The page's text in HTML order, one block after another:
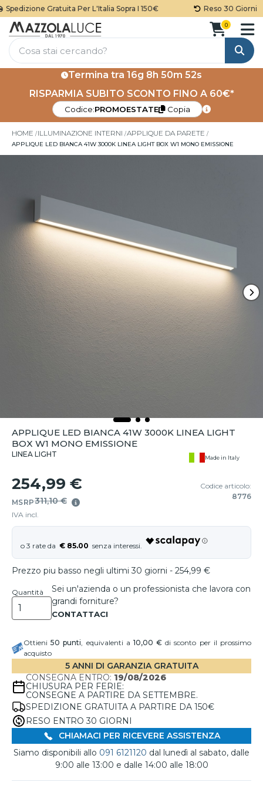
Gratuita Per L'Italia Sopra I 150€ Reso 30 Giorni
Cerca
0
Termina tra 16g 8h 50m 52s
RISPARMIA SUBITO SCONTO FINO A 60€*
Codice:PROMOESTATE Copia
HOME ILLUMINAZIONE INTERNI APPLIQUE DA PARETE
APPLIQUE LED BIANCA 41W 3000K LINEA LIGHT BOX W1 MONO EMISSIONE
APPLIQUE LED BIANCA 41W 3000K LINEA LIGHT
BOX W1 MONO EMISSIONE
LINEA LIGHT Made in Italy
254,99 €
MSRP311,10 €
IVA incl.
Codice articolo:
8776
€ 85.00
Prezzo piu basso negli ultimi 30 giorni - 254,99 €
Quantità
Sei un'azienda o un professionista che lavora con
grandi forniture?
Ottieni50 punti, equivalenti a 10,00 € di sconto per il prossimo
acquisto
5 ANNI DI GARANZIA GRATUITA
CONSEGNA ENTRO: 19/08/2026
CHIUSURA PER FERIE:
CONSEGNE A PARTIRE DA SETTEMBRE.
SPEDIZIONE GRATUITA A PARTIRE DA 150€
RESO ENTRO 30 GIORNI
CHIAMACI PER RICEVERE ASSISTENZA
Siamo disponibili allo 091 6121120 dal lunedì al sabato, dalle
9:00 alle 13:00 e dalle 14:00 alle 18:00